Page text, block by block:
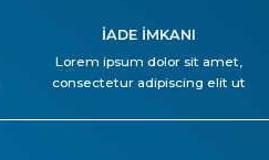
İADE İMKANI
Lorem ipsum dolor sit amet,
consectetur adipiscing elit ut